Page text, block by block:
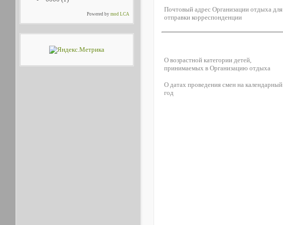
Powered bymod LCA
Почтовый адрес Организации отдыха для
отправки корреспонденции
О возрастной категории детей,
принимаемых в Организацию отдыха
О датах проведения смен на календарный
год